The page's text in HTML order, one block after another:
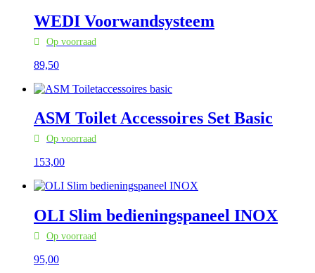
WEDI Voorwandsysteem
Op voorraad
89,50
ASM Toilet Accessoires Set Basic
Op voorraad
153,00
OLI Slim bedieningspaneel INOX
Op voorraad
95,00